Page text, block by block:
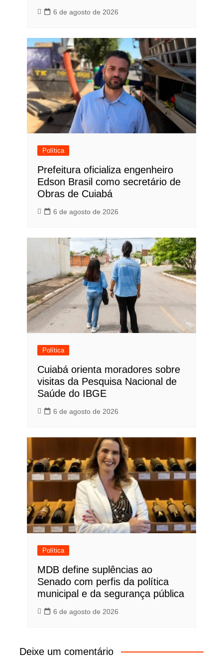
6 de agosto de 2026
Política
Prefeitura oficializa engenheiro
Edson Brasil como secretário de
Obras de Cuiabá
6 de agosto de 2026
Política
Cuiabá orienta moradores sobre
visitas da Pesquisa Nacional de
Saúde do IBGE
6 de agosto de 2026
Política
MDB define suplências ao
Senado com perfis da política
municipal e da segurança pública
6 de agosto de 2026
Deixe um comentário